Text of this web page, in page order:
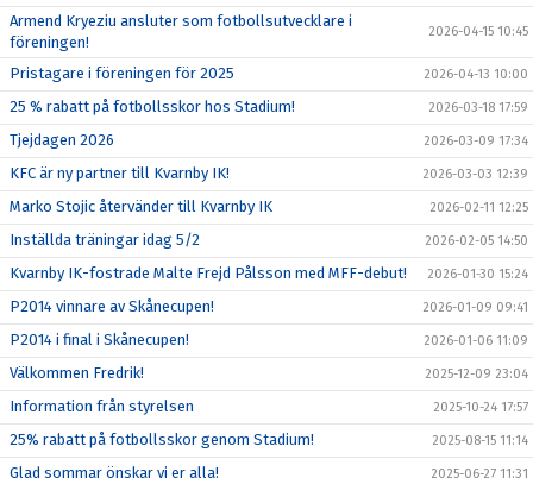
Armend Kryeziu ansluter som fotbollsutvecklare i
föreningen!
2026-04-15 10:45
Pristagare i föreningen för 2025 2026-04-13 10:00
25 % rabatt på fotbollsskor hos Stadium! 2026-03-18 17:59
Tjejdagen 2026 2026-03-09 17:34
KFC är ny partner till Kvarnby IK! 2026-03-03 12:39
Marko Stojic återvänder till Kvarnby IK 2026-02-11 12:25
Inställda träningar idag 5/2 2026-02-05 14:50
Kvarnby IK-fostrade Malte Frejd Pålsson med MFF-debut! 2026-01-30 15:24
P2014 vinnare av Skånecupen! 2026-01-09 09:41
P2014 i final i Skånecupen! 2026-01-06 11:09
Välkommen Fredrik! 2025-12-09 23:04
Information från styrelsen 2025-10-24 17:57
25% rabatt på fotbollsskor genom Stadium! 2025-08-15 11:14
Glad sommar önskar vi er alla! 2025-06-27 11:31